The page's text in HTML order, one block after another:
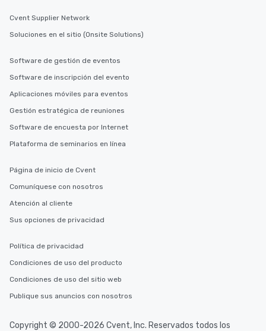
Cvent Supplier Network
Soluciones en el sitio (Onsite Solutions)
Software de gestión de eventos
Software de inscripción del evento
Aplicaciones móviles para eventos
Gestión estratégica de reuniones
Software de encuesta por Internet
Plataforma de seminarios en línea
Página de inicio de Cvent
Comuníquese con nosotros
Atención al cliente
Sus opciones de privacidad
Política de privacidad
Condiciones de uso del producto
Condiciones de uso del sitio web
Publique sus anuncios con nosotros
Copyright © 2000-2026 Cvent, Inc. Reservados todos los